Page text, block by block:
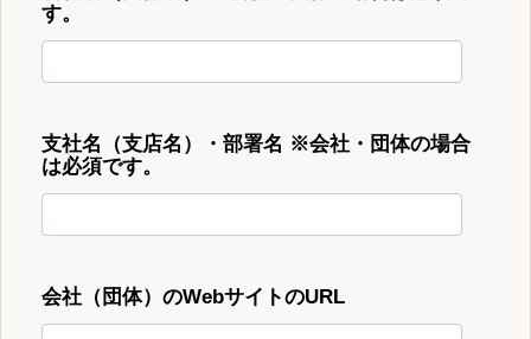
す。
支社名（支店名）・部署名 ※会社・団体の場合
は必須です。
会社（団体）のWebサイトのURL